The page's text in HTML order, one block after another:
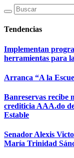
Tendencias
Implementan
herramientas para
Arranca “A la
Banreservas recibe
crediticia AAA.do
Estable
Senador Alexis
María Trinidad